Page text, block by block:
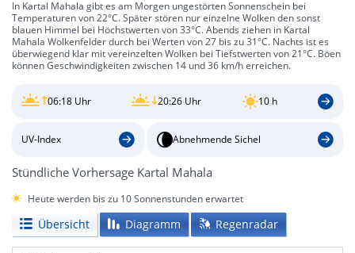
In Kartal Mahala gibt es am Morgen ungestörten Sonnenschein bei
Temperaturen von 22°C. Später stören nur einzelne Wolken den sonst
blauen Himmel bei Höchstwerten von 33°C. Abends ziehen in Kartal
Mahala Wolkenfelder durch bei Werten von 27 bis zu 31°C. Nachts ist es
überwiegend klar mit vereinzelten Wolken bei Tiefstwerten von 21°C. Böen
können Geschwindigkeiten zwischen 14 und 36 km/h erreichen.
06:18 Uhr 20:26 Uhr 10 h
UV-Index Abnehmende Sichel
Stündliche Vorhersage Kartal Mahala
Heute werden bis zu 10 Sonnenstunden erwartet
Übersicht Diagramm Regenradar